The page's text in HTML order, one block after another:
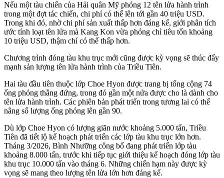
Nếu một tàu chiến của Hải quân Mỹ phóng 12 tên lửa hành trình
trong một đợt tác chiến, chi phí có thể lên tới gần 40 triệu USD.
Trong khi đó, nhờ chi phí sản xuất thấp hơn đáng kể, giới phân tích
ước tính loạt tên lửa mà Kang Kon vừa phóng chỉ tiêu tốn khoảng
10 triệu USD, thậm chí có thể thấp hơn.
Chương trình đóng tàu khu trục mới cũng được kỳ vọng sẽ thúc đẩy
mạnh sản lượng tên lửa hành trình của Triều Tiên.
Hai tàu đầu tiên thuộc lớp Choe Hyon được trang bị tổng cộng 74
ống phóng thẳng đứng, trong đó gần một nửa được cho là dành cho
tên lửa hành trình. Các phiên bản phát triển trong tương lai có thể
nâng số lượng ống phóng lên gần 90.
Dù lớp Choe Hyon có lượng giãn nước khoảng 5.000 tấn, Triều
Tiên đã tiết lộ kế hoạch phát triển các lớp tàu khu trục lớn hơn.
Tháng 3/2026, Bình Nhưỡng công bố đang phát triển lớp tàu
khoảng 8.000 tấn, trước khi tiếp tục giới thiệu kế hoạch đóng lớp tàu
khu trục 10.000 tấn vào tháng 6. Những chiến hạm này được kỳ
vọng sẽ mang theo lượng tên lửa lớn hơn đáng kể.